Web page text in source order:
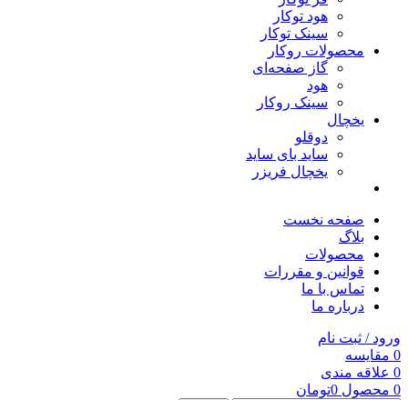
هود توکار
سینک توکار
محصولات روکار
گاز صفحه‌ای
هود
سینک روکار
یخچال
دوقلو
ساید بای ساید
یخچال فریزر
صفحه نخست
بلاگ
محصولات
قوانین و مقررات
تماس با ما
درباره ما
ورود / ثبت نام
0 مقایسه
0 علاقه مندی
0 محصول 0تومان